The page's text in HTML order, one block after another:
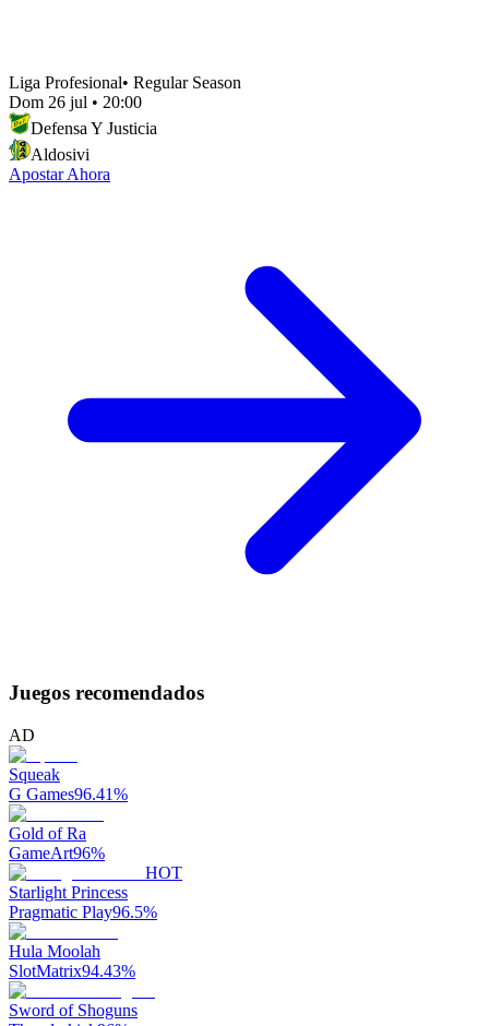
Liga Profesional• Regular Season
Dom 26 jul • 20:00
Defensa Y Justicia
Aldosivi
Apostar Ahora
Juegos recomendados
AD
Squeak
G Games96.41%
Gold of Ra
GameArt96%
HOT
Starlight Princess
Pragmatic Play96.5%
Hula Moolah
SlotMatrix94.43%
Sword of Shoguns